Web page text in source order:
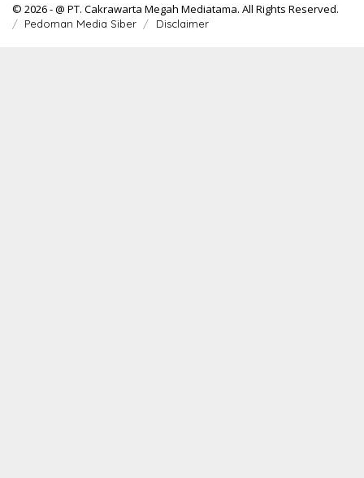
© 2026 - @ PT. Cakrawarta Megah Mediatama. All Rights Reserved.
Pedoman Media Siber Disclaimer